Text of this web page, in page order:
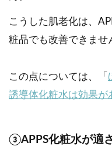
こうした肌老化は、
粧品でも改善できませ
この点については、「
誘導体化粧水は効果が
③APPS化粧水が適